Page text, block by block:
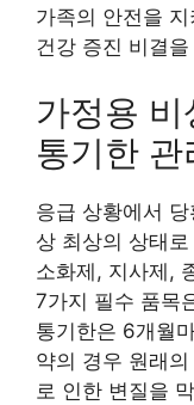
가족의 안전을
건강 증진 비결
가정용
통기한
응급 상황에서
상 최상의 상태
소화제, 지사제,
7가지 필수 품목
통기한은 6개월
약의 경우 원래
로 인한 변질을